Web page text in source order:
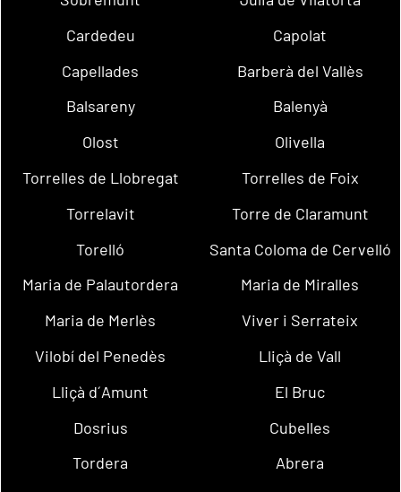
Cardedeu
Capolat
Capellades
Barberà del Vallès
Balsareny
Balenyà
Olost
Olivella
Torrelles de Llobregat
Torrelles de Foix
Torrelavit
Torre de Claramunt
Torelló
Santa Coloma de Cervelló
Maria de Palautordera
Maria de Miralles
Maria de Merlès
Viver i Serrateix
Vilobí del Penedès
Lliçà de Vall
Lliçà d´Amunt
El Bruc
Dosrius
Cubelles
Tordera
Abrera